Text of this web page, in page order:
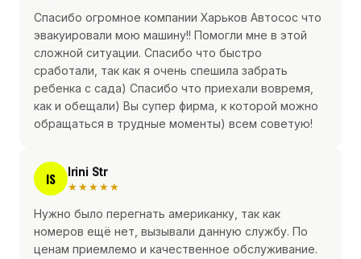
Спасибо огромное компании Харьков Автосос что
эвакуировали мою машину!! Помогли мне в этой
сложной ситуации. Спасибо что быстро
сработали, так как я очень спешила забрать
ребенка с сада) Спасибо что приехали вовремя,
как и обещали) Вы супер фирма, к которой можно
обращаться в трудные моменты) всем советую!
IS Irini Str
★★★★★
Нужно было перегнать американку, так как
номеров ещё нет, вызывали данную службу. По
ценам приемлемо и качественное обслуживание.